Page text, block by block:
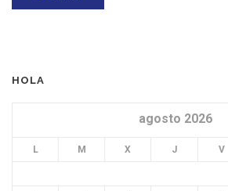
HOLA
agosto 2026
L M X J V